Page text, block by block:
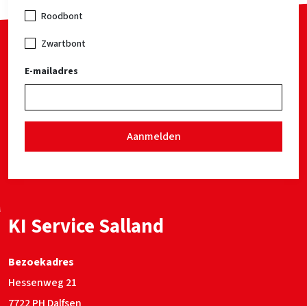
Roodbont
Zwartbont
E-mailadres
Aanmelden
KI Service Salland
Bezoekadres
Hessenweg 21